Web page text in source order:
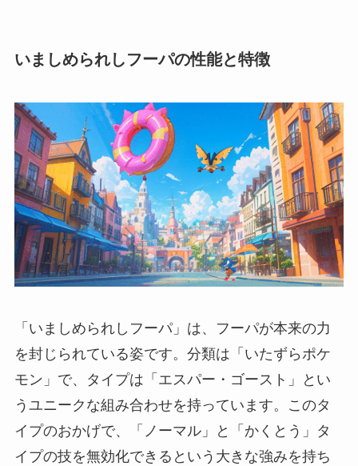
いましめられしフーパの性能と特徴
「いましめられしフーパ」は、フーパが本来の力
を封じられている姿です。分類は「いたずらポケ
モン」で、タイプは「エスパー・ゴースト」とい
うユニークな組み合わせを持っています。このタ
イプのおかげで、「ノーマル」と「かくとう」タ
イプの技を無効化できるという大きな強みを持ち